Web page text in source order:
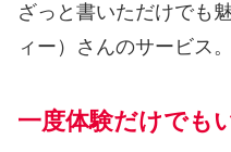
ざっと書いただけでも
ィー）さんのサービス。
一度体験だけでも